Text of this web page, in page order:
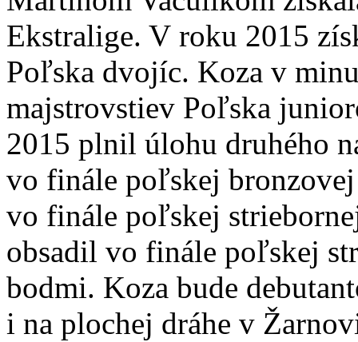
Ekstralige. V roku 2015
Poľska dvojíc. Koza v
majstrovstiev Poľska
2015 plnil úlohu druhého
vo finále poľskej
vo finále poľskej
obsadil vo finále poľskej
bodmi. Koza bude
i na plochej dráhe v